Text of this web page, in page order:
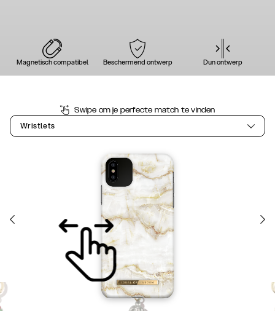
Magnetisch compatibel Beschermend ontwerp Dun ontwerp
Swipe om je perfecte match te vinden
Wristlets